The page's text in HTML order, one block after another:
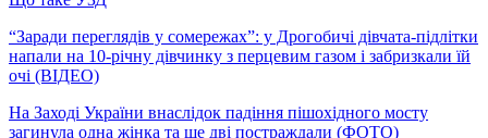
“Заради переглядів у сомережах”: у Дрогобичі дівчата-підлітки
напали на 10-річну дівчинку з перцевим газом і забризкали їй
очі (ВІДЕО)
На Заході України внаслідок падіння пішохідного мосту
загинула одна жінка та ще дві постраждали (ФОТО)